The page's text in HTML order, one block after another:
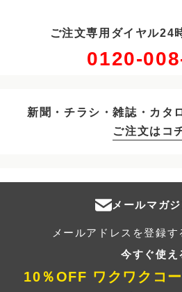
ご注文専用ダイヤル24
0120-
新聞・チラシ・雑誌・カタ
ご注文はコ
メールマガ
メールアドレスを登録す
今すぐ使え
10％OFF ワクワクコー